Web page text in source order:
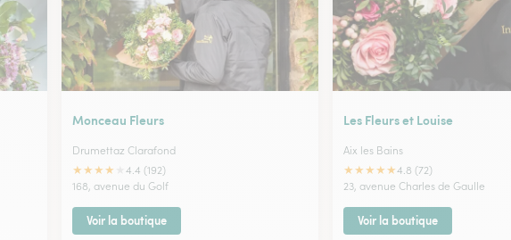
Monceau Fleurs
Drumettaz Clarafond
★★★★
4.4 (192)
168, avenue du Golf
Voir la boutique
Les Fleurs et Louise
Aix les Bains
★★★★★4.8 (72)
23, avenue Charles de Gaulle
Voir la boutique